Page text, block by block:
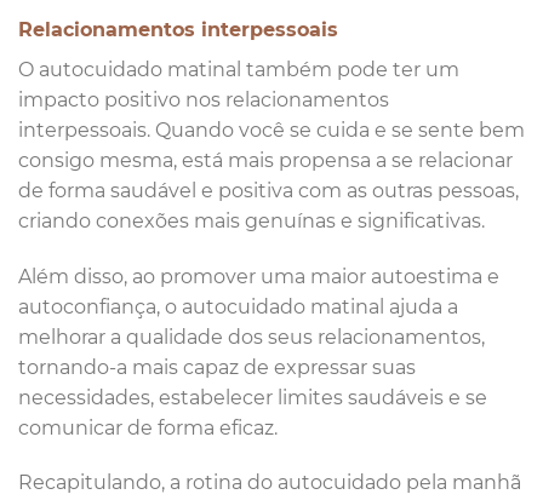
Relacionamentos interpessoais
O autocuidado matinal também pode ter um
impacto positivo nos relacionamentos
interpessoais. Quando você se cuida e se sente bem
consigo mesma, está mais propensa a se relacionar
de forma saudável e positiva com as outras pessoas,
criando conexões mais genuínas e significativas.
Além disso, ao promover uma maior autoestima e
autoconfiança, o autocuidado matinal ajuda a
melhorar a qualidade dos seus relacionamentos,
tornando-a mais capaz de expressar suas
necessidades, estabelecer limites saudáveis e se
comunicar de forma eficaz.
Recapitulando, a rotina do autocuidado pela manhã